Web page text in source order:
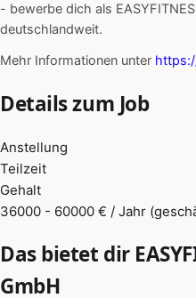
- bewerbe dich als
deutschlandweit.
Mehr Informationen unter
Details zum Job
Anstellung
Teilzeit
Gehalt
36000 - 60000 € / Jahr
Das bietet dir
GmbH